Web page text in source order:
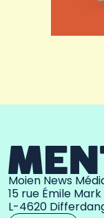
Moien News
15 rue Émile Mark
L-4620